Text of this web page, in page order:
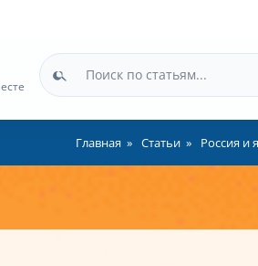
Главная Статьи Россия и